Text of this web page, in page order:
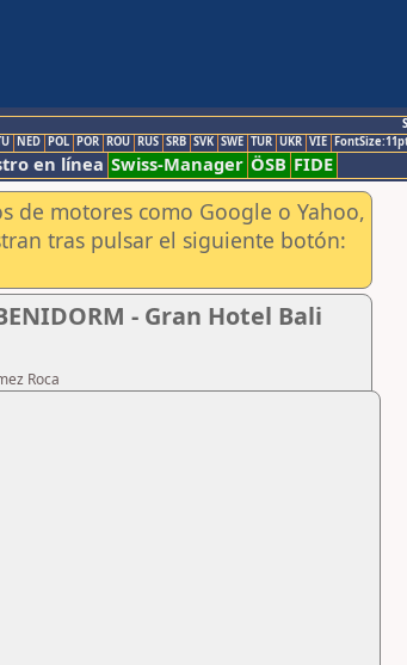
NED POL POR ROU RUS SRB SVK SWE TUR UKR VIE
en línea Swiss-Manager ÖSB FIDE
de motores como Google o Yahoo,
tras pulsar el siguiente botón:
- Gran Hotel Bali
Roca